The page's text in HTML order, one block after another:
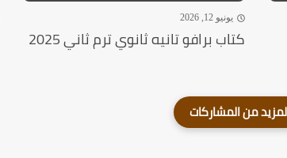
يونيو 12, 2026
كتاب برافو تانيه ثانوي ترم ثاني 2025